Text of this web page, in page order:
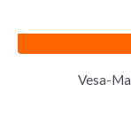
Vesa-